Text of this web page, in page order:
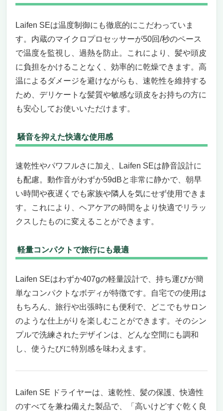
Laifen SEは温度制御にも徹底的にこだわっていま
す。内蔵のマイクロプロセッサーが50回/秒のペース
で温度を監視し、過熱を防止。これにより、髪や頭皮
に負担をかけることなく、効率的に乾燥できます。高
温によるダメージを避けながらも、速乾性を維持する
ため、デリケートな髪質や敏感な頭皮をお持ちの方に
も安心してお使いいただけます。
騒音を抑えた快適な使用感
速乾性やパワフルさに加え、Laifen SEは静音設計に
も配慮。動作音がわずか59dBと非常に静かで、朝早
い時間や夜遅くでも家族や隣人を気にせず使用できま
す。これにより、ヘアケアの時間をより快適でリラッ
クスしたものに変えることができます。
軽量コンパクトで旅行にも最適
Laifen SEはわずか407gの軽量設計で、持ち運びが簡
単なコンパクトなボディが特徴です。自宅での使用は
もちろん、旅行や出張時にも便利で、どこでもサロン
のような仕上がりを楽しむことができます。そのシン
プルで洗練されたデザインは、どんな空間にも調和
し、使うたびに特別感を味わえます。
Laifen SE ドライヤーは、速乾性、髪の保護、快適性
のすべてを兼ね備えた製品で、「高いけどすぐ乾く良